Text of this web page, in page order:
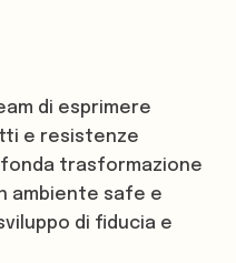
di esprimere
e resistenze
trasformazione
ambiente safe e
di fiducia e